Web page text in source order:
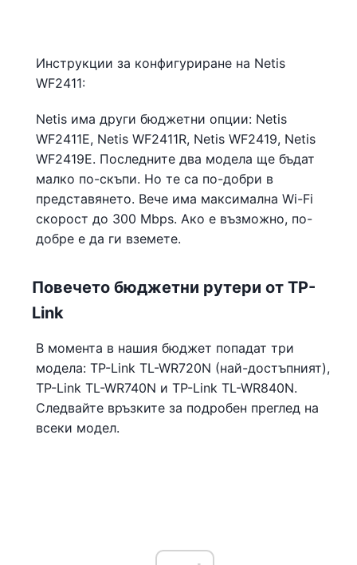
Инструкции за конфигуриране на Netis
WF2411:
Netis има други бюджетни опции: Netis
WF2411E, Netis WF2411R, Netis WF2419, Netis
WF2419E. Последните два модела ще бъдат
малко по-скъпи. Но те са по-добри в
представянето. Вече има максимална Wi-Fi
скорост до 300 Mbps. Ако е възможно, по-
добре е да ги вземете.
Повечето бюджетни рутери от TP-
Link
В момента в нашия бюджет попадат три
модела: TP-Link TL-WR720N (най-достъпният),
TP-Link TL-WR740N и TP-Link TL-WR840N.
Следвайте връзките за подробен преглед на
всеки модел.